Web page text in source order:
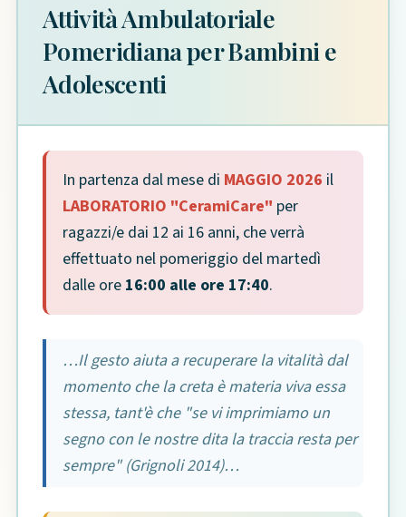
Attività Ambulatoriale
Pomeridiana per Bambini e
Adolescenti
In partenza dal mese di MAGGIO 2026 il
LABORATORIO "CeramiCare" per
ragazzi/e dai 12 ai 16 anni, che verrà
effettuato nel pomeriggio del martedì
dalle ore 16:00 alle ore 17:40.
…Il gesto aiuta a recuperare la vitalità dal
momento che la creta è materia viva essa
stessa, tant'è che "se vi imprimiamo un
segno con le nostre dita la traccia resta per
sempre" (Grignoli 2014)…